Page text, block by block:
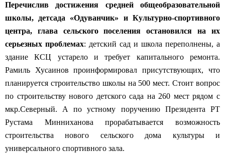
Перечислив достижения
средней общеобразовательной
школы, детсада «Одуванчик» и Культурно-спортивного
центра, глава сельского поселения остановился на их
серьезных проблемах: детский сад и школа переполнены, а
здание КСЦ устарело и требует капитального ремонта.
Рамиль Хусаинов проинформировал присутствующих, что
планируется строительство школы на 500 мест. Стоит вопрос
по строительству нового детского сада на 260 мест рядом с
мкр.Северный. А по устному поручению Президента РТ
Рустама Минниханова прорабатывается возможность
строительства нового сельского дома культуры и
универсального спортивного зала.